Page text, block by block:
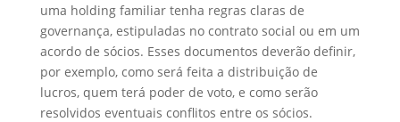
uma holding familiar tenha regras claras de
governança, estipuladas no contrato social ou em um
acordo de sócios. Esses documentos deverão definir,
por exemplo, como será feita a distribuição de
lucros, quem terá poder de voto, e como serão
resolvidos eventuais conflitos entre os sócios.